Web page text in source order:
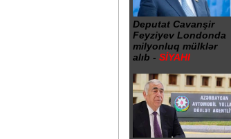
Deputat Cavanşir
Feyziyev Londonda
milyonluq mülklər
alıb - SİYAHI